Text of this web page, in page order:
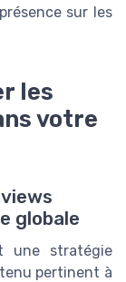
sur les
les
votre
globale
une stratégie
pertinent à